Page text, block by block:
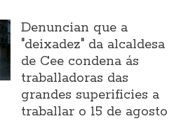
Denuncian que a
"deixadez" da alcaldesa
de Cee condena ás
traballadoras das
grandes superificies a
traballar o 15 de agosto